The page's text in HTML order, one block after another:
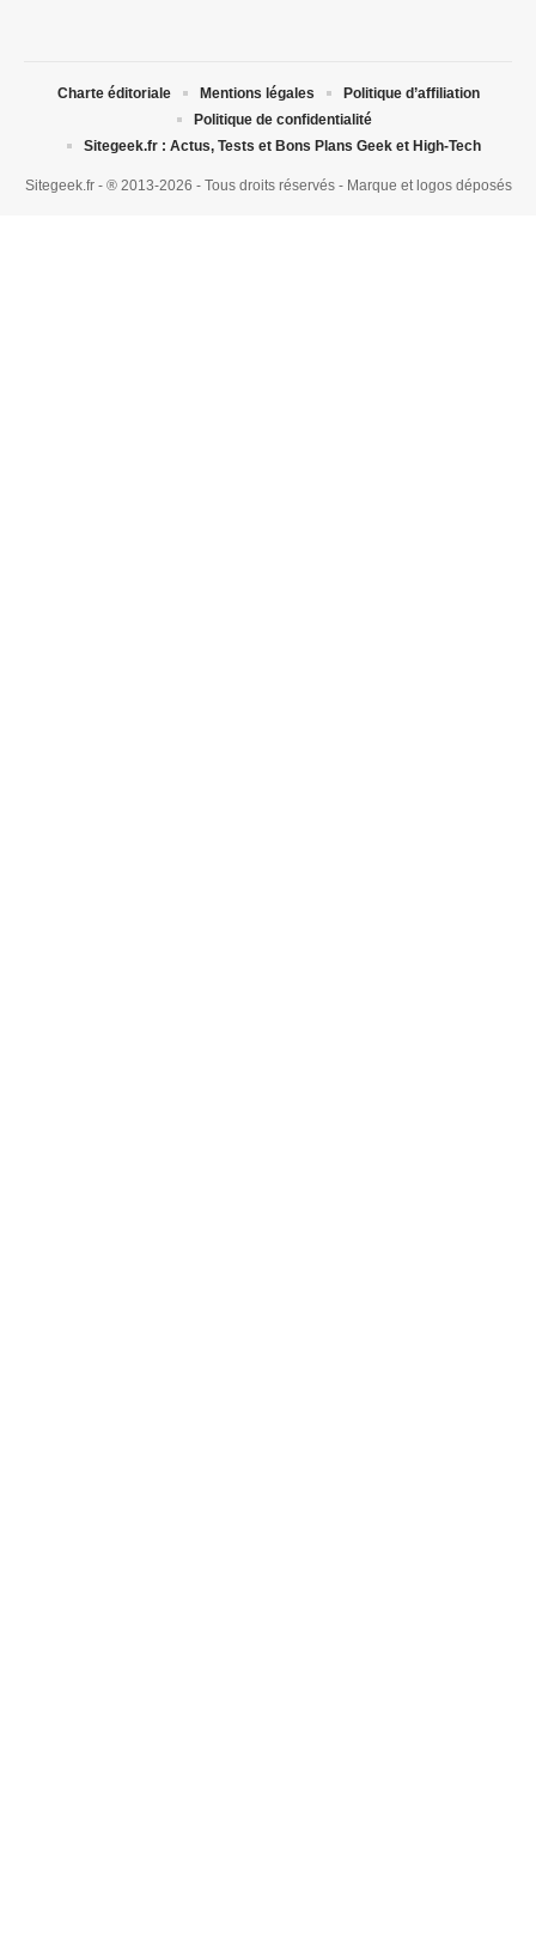
Sitegeek.fr - ® 2013-2026 - Tous droits réservés - Marque et logos déposés
Charte éditoriale Mentions légales
Politique d’affiliation
Politique de confidentialité
Sitegeek.fr : Actus, Tests et Bons Plans Geek et High-Tech